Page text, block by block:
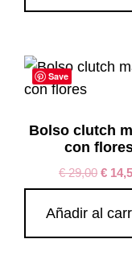
Save
Bolso clutch
con
€29,00 €
Añadir al